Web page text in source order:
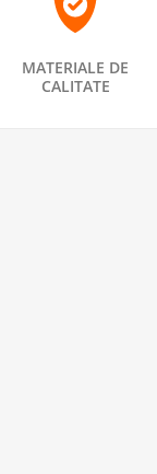
MATERIALE DE
CALITATE